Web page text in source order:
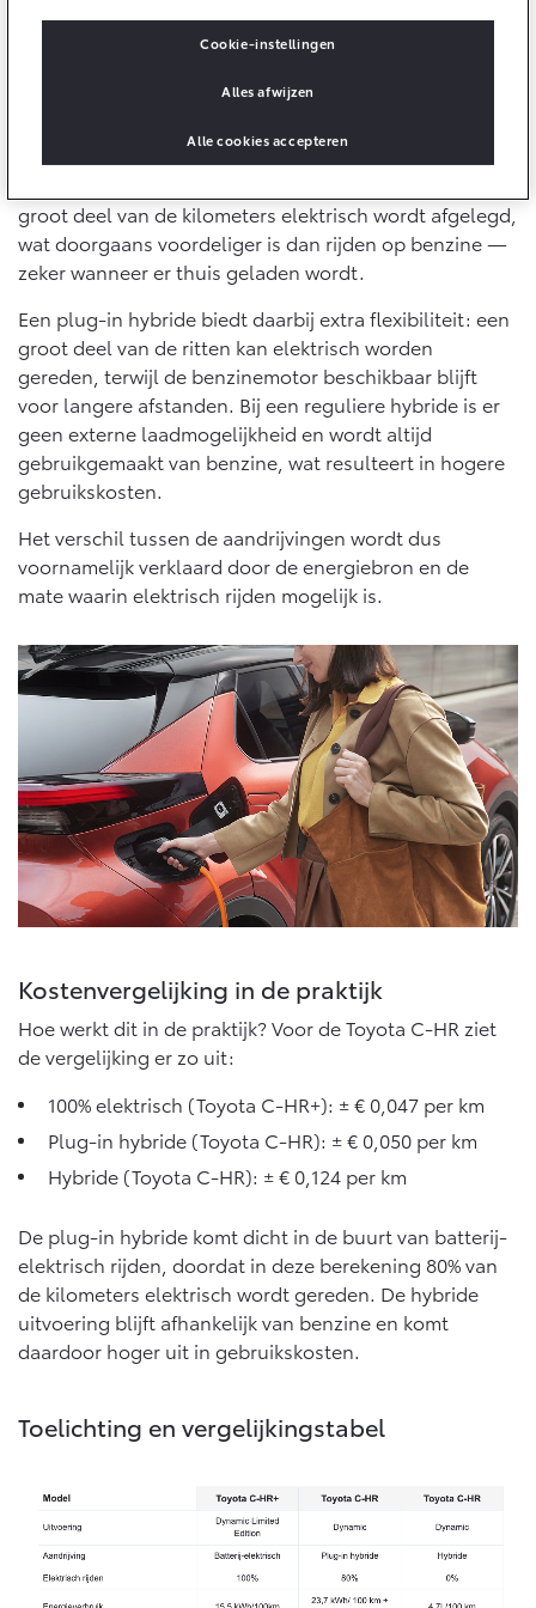
Vanaf € 39.995,-
Toyota C-HR
HYBRIDE
Vanaf € 36.495,-
Toyota C-HR+
BATTERIJ-ELEKTRISCH
RAV4
PLUG-IN HYBRIDE
bZ4X
Vanaf € 39.995,-
bZ4X Touring
Vanaf € 48.995,-
Mirai
WATERSTOF-ELEKTRISCH
Vanaf € 76.695,-
Proace City (excl. BTW)
OOK ALS BATTERIJ-
ELEKTRISCH
Proace (excl. BTW)
OOK ALS BATTERIJ-
Vanaf € 37.500,-
BATTERIJ-ELEKTRISCH
Vanaf € 55.950,-
Proace Max (excl. BTW)
Hilux (excl. BTW)
Toyota fabrieksgarantie
Accessoires
Banden
Connected
Connected Services
MyToyota login
MyToyota App
Abonnementen
Multimedia
Connected check
Navigatie updates
Energie en slim laden
Toyota Autoverzekering
Toyota Hybride Autoverzekering
Bedrijfswagens op maat
Financieren of leasen
Verzekeren
Kosten per kilometer
De kosten worden vooral bepaald door het energie- of
Batterij-elektrisch en plug-in hybride rijden liggen
groot deel van de kilometers elektrisch wordt afgelegd,
wat doorgaans voordeliger is dan rijden op benzine —
zeker wanneer er thuis geladen wordt.
Een plug-in hybride biedt daarbij extra flexibiliteit: een
groot deel van de ritten kan elektrisch worden
gereden, terwijl de benzinemotor beschikbaar blijft
voor langere afstanden. Bij een reguliere hybride is er
geen externe laadmogelijkheid en wordt altijd
gebruikgemaakt van benzine, wat resulteert in hogere
gebruikskosten.
Het verschil tussen de aandrijvingen wordt dus
voornamelijk verklaard door de energiebron en de
mate waarin elektrisch rijden mogelijk is.
Kostenvergelijking in de praktijk
Hoe werkt dit in de praktijk? Voor de Toyota C-HR ziet
de vergelijking er zo uit:
100% elektrisch (Toyota C-HR+): ± € 0,047 per km
Plug-in hybride (Toyota C-HR): ± € 0,050 per km
Hybride (Toyota C-HR): ± € 0,124 per km
De plug-in hybride komt dicht in de buurt van batterij-
elektrisch rijden, doordat in deze berekening 80% van
de kilometers elektrisch wordt gereden. De hybride
uitvoering blijft afhankelijk van benzine en komt
daardoor hoger uit in gebruikskosten.
Toelichting en vergelijkingstabel
Cookie-instellingen
Alles afwijzen
Alle cookies accepteren